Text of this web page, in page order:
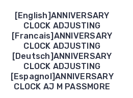
[English]ANNIVERSARY
CLOCK ADJUSTING
[Francais]ANNIVERSARY
CLOCK ADJUSTING
[Deutsch]ANNIVERSARY
CLOCK ADJUSTING
[Espagnol]ANNIVERSARY
CLOCK AJ M PASSMORE